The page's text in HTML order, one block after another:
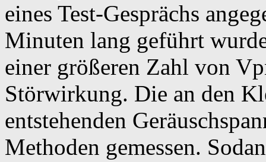
eines Test-Gesprächs
Minuten lang geführt
einer größeren Zahl von
Störwirkung. Die an den
entstehenden
Methoden gemessen.